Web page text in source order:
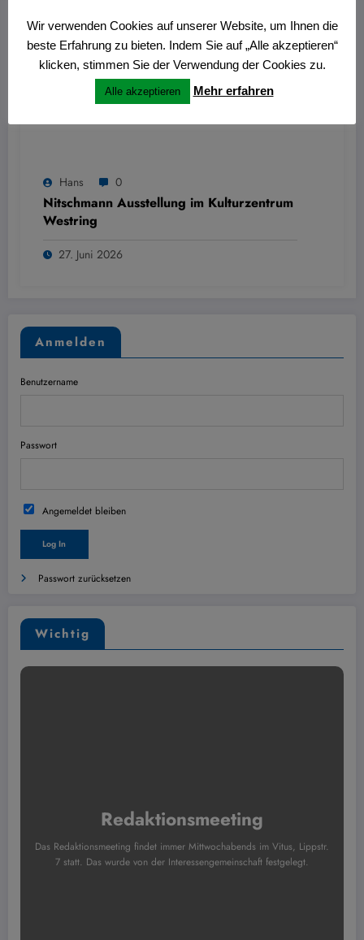
Hans 0
Nitschmann Ausstellung im Kulturzentrum
Westring
27. Juni 2026
Anmelden
Benutzername
Passwort
Angemeldet bleiben
Passwort zurücksetzen
Wichtig
Redaktionsmeeting
Das Redaktionsmeeting findet immer Mittwochabends im Vitus, Lippstr.
7 statt. Das wurde von der Interessengemeinschaft festgelegt.
Wir verwenden Cookies auf unserer Website, um Ihnen die
beste Erfahrung zu bieten. Indem Sie auf „Alle akzeptieren“
klicken, stimmen Sie der Verwendung der Cookies zu.
Alle akzeptieren Mehr erfahren